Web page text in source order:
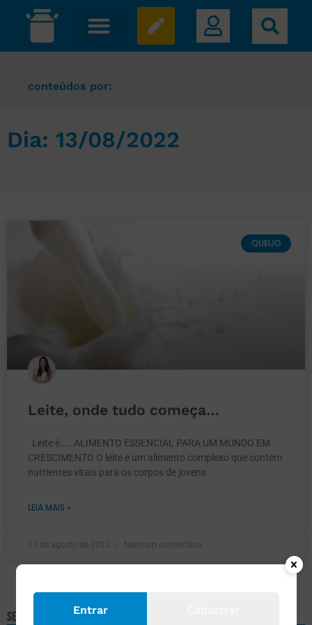
conteúdos por:
Dia: 13/08/2022
QUEIJO
Leite, onde tudo começa…
Leite é….. ALIMENTO ESSENCIAL PARA UM MUNDO EM
CRESCIMENTO O leite é um alimento complexo que contém
nutrientes vitais para os corpos de jovens
LEIA MAIS »
13 de agosto de 2022 Nenhum comentário
Selecione um assunto
Entrar